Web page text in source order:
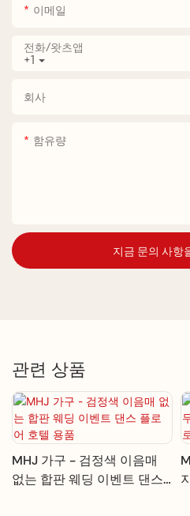
이메일
+1
전화/왓츠앱
회사
함유량
지금 문의 사항
관련 상품
MHJ 가구 - 검정색 이음매
없는 합판 웨딩 이벤트 댄스